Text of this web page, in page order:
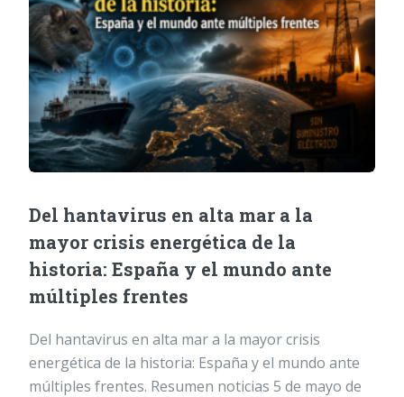
Del hantavirus en alta mar a la
mayor crisis energética de la
historia: España y el mundo ante
múltiples frentes
Del hantavirus en alta mar a la mayor crisis
energética de la historia: España y el mundo ante
múltiples frentes. Resumen noticias 5 de mayo de